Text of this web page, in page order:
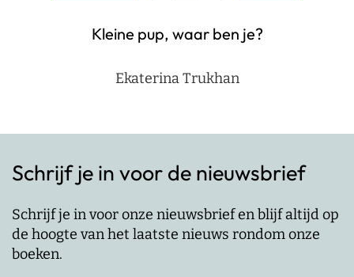
Kleine pup, waar ben je?
Ekaterina Trukhan
Schrijf je in voor de nieuwsbrief
Schrijf je in voor onze nieuwsbrief en blijf altijd op
de hoogte van het laatste nieuws rondom onze
boeken.